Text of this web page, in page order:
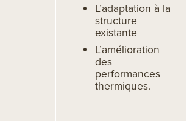
L’adaptation à la
structure
existante
L’amélioration
des
performances
thermiques.